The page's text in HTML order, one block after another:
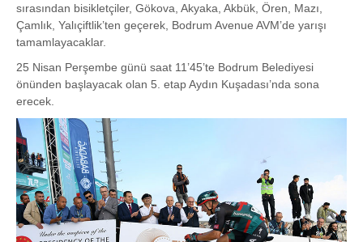
sırasından bisikletçiler, Gökova, Akyaka, Akbük, Ören, Mazı,
Çamlık, Yalıçiftlik’ten geçerek, Bodrum Avenue AVM’de yarışı
tamamlayacaklar.
25 Nisan Perşembe günü saat 11’45’te Bodrum Belediyesi
önünden başlayacak olan 5. etap Aydın Kuşadası’nda sona
erecek.